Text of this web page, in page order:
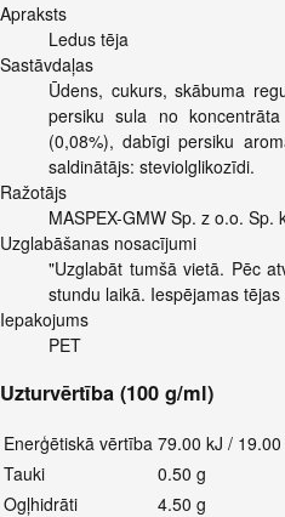
Apraksts
Ledus tēja
Sastāvdaļas
Ūdens, cukurs, skābuma
persiku sula no
(0,08%), dabīgi persiku
saldinātājs: steviolglikozīdi.
Ražotājs
MASPEX-GMW Sp. z o.o. Sp.
Uzglabāšanas nosacījumi
"Uzglabāt tumšā vietā. Pēc
stundu laikā. Iespējamas
Iepakojums
PET
Uzturvērtība (100 g/ml)
Enerģētiskā vērtība 79.00 kJ /
Tauki
0.50 g
Ogļhidrāti
4.50 g